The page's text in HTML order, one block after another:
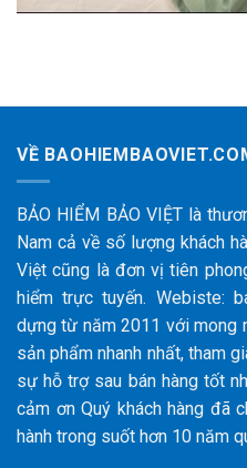
VỀ
BẢO HIỂM BẢO VIỆT là
Nam cả về số lượng khách
Việt cũng là đơn vị tiên
hiểm trực tuyến. Webiste:
dựng từ năm 2011 với mong
sản phẩm nhanh nhất, tham
sự hỗ trợ sau bán hàng tốt
cảm ơn Quý khách hàng đã
hành trong suốt hơn 10 năm